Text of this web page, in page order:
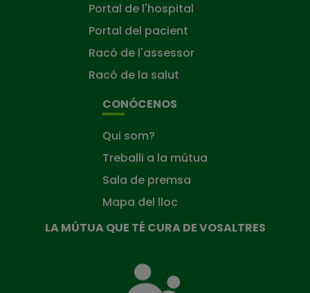
Portal de l'hospital
Portal del pacient
Racó de l'assessor
Racó de la salut
CONÓCENOS
Qui som?
Treballi a la mútua
Sala de premsa
Mapa del lloc
LA MÚTUA QUE TÉ CURA DE VOSALTRES
Mútua
que